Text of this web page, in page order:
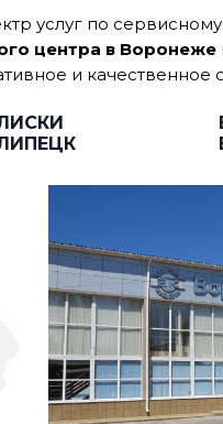
услуг по
центра в Воронеже
и качественное